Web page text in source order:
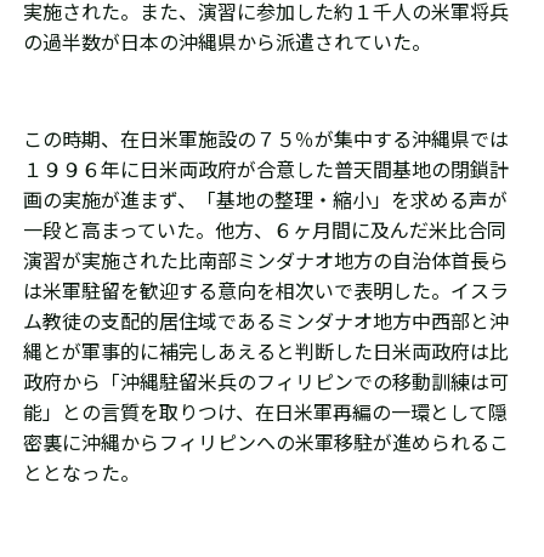
実施された。また、演習に参加した約１千人の米軍将兵
の過半数が日本の沖縄県から派遣されていた。
この時期、在日米軍施設の７５％が集中する沖縄県では
１９９６年に日米両政府が合意した普天間基地の閉鎖計
画の実施が進まず、「基地の整理・縮小」を求める声が
一段と高まっていた。他方、６ヶ月間に及んだ米比合同
演習が実施された比南部ミンダナオ地方の自治体首長ら
は米軍駐留を歓迎する意向を相次いで表明した。イスラ
ム教徒の支配的居住域であるミンダナオ地方中西部と沖
縄とが軍事的に補完しあえると判断した日米両政府は比
政府から「沖縄駐留米兵のフィリピンでの移動訓練は可
能」との言質を取りつけ、在日米軍再編の一環として隠
密裏に沖縄からフィリピンへの米軍移駐が進められるこ
ととなった。